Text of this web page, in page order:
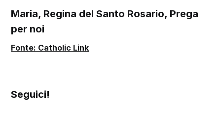
Maria, Regina del Santo Rosario, Prega
per noi
Fonte: Catholic Link
Seguici!